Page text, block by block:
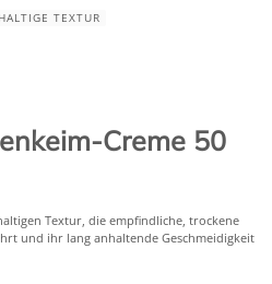
TEXTUR
Creme 50
Textur, die empfindliche, trockene
und ihr lang anhaltende Geschmeidigkeit